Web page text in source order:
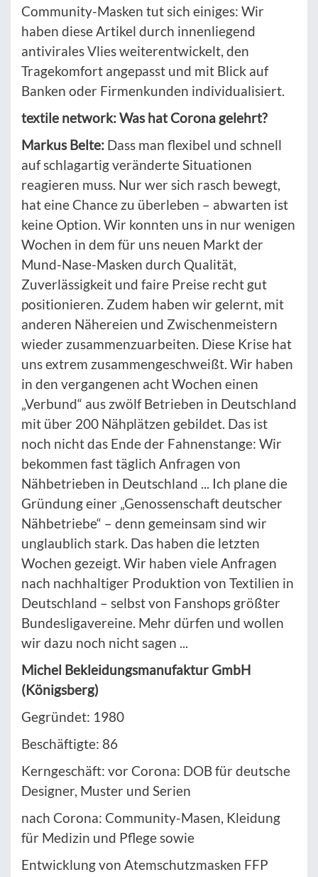
Community-Masken tut sich einiges: Wir
haben diese Artikel durch innenliegend
antivirales Vlies weiterentwickelt, den
Tragekomfort angepasst und mit Blick auf
Banken oder Firmenkunden individualisiert.
textile network: Was hat Corona gelehrt?
Markus Belte: Dass man flexibel und schnell
auf schlagartig veränderte Situationen
reagieren muss. Nur wer sich rasch bewegt,
hat eine Chance zu überleben – abwarten ist
keine Option. Wir konnten uns in nur wenigen
Wochen in dem für uns neuen Markt der
Mund-Nase-Masken durch Qualität,
Zuverlässigkeit und faire Preise recht gut
positionieren. Zudem haben wir gelernt, mit
anderen Nähereien und Zwischenmeistern
wieder zusammenzuarbeiten. Diese Krise hat
uns extrem zusammengeschweißt. Wir haben
in den vergangenen acht Wochen einen
„Verbund“ aus zwölf Betrieben in Deutschland
mit über 200 Nähplätzen gebildet. Das ist
noch nicht das Ende der Fahnenstange: Wir
bekommen fast täglich Anfragen von
Nähbetrieben in Deutschland ... Ich plane die
Gründung einer „Genossenschaft deutscher
Nähbetriebe“ – denn gemeinsam sind wir
unglaublich stark. Das haben die letzten
Wochen gezeigt. Wir haben viele Anfragen
nach nachhaltiger Produktion von Textilien in
Deutschland – selbst von Fanshops größter
Bundesligavereine. Mehr dürfen und wollen
wir dazu noch nicht sagen ...
Michel Bekleidungsmanufaktur GmbH
(Königsberg)
Gegründet: 1980
Beschäftigte: 86
Kerngeschäft: vor Corona: DOB für deutsche
Designer, Muster und Serien
nach Corona: Community-Masen, Kleidung
für Medizin und Pflege sowie
Entwicklung von Atemschutzmasken FFP